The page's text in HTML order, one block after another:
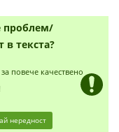
проблем/
в текста?
повече качествено
нередност